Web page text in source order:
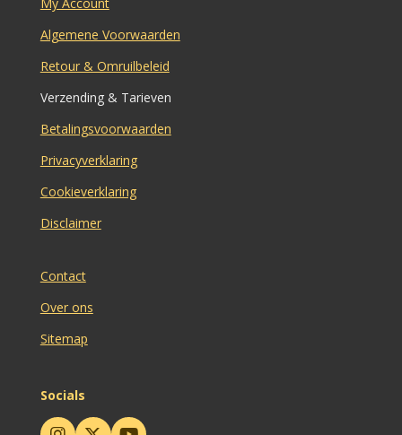
My Account
Algemene Voorwaarden
Retour & Omruilbeleid
Verzending & Tarieven
Betalingsvoorwaarden
Privacyverklaring
Cookieverklaring
Disclaimer
Contact
Over ons
Sitemap
Socials